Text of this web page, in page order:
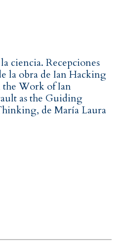
ciencia. Recepciones
la obra de Ian Hacking
the Work of Ian
as the Guiding
de María Laura